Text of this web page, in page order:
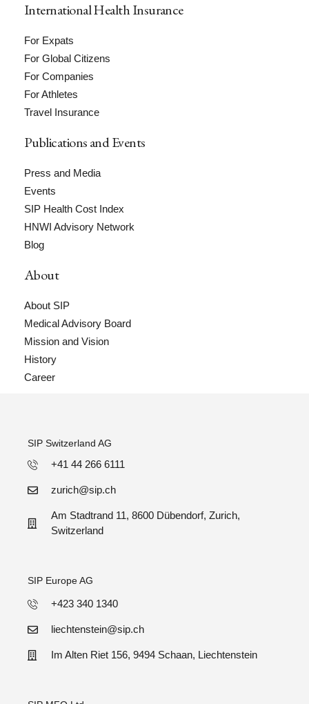
International Health Insurance
For Expats
For Global Citizens
For Companies
For Athletes
Travel Insurance
Publications and Events
Press and Media
Events
SIP Health Cost Index
HNWI Advisory Network
Blog
About
About SIP
Medical Advisory Board
Mission and Vision
History
Career
SIP Switzerland AG
+41 44 266 6111
zurich@sip.ch
Am Stadtrand 11, 8600 Dübendorf, Zurich,
Switzerland
SIP Europe AG
+423 340 1340
liechtenstein@sip.ch
Im Alten Riet 156, 9494 Schaan, Liechtenstein